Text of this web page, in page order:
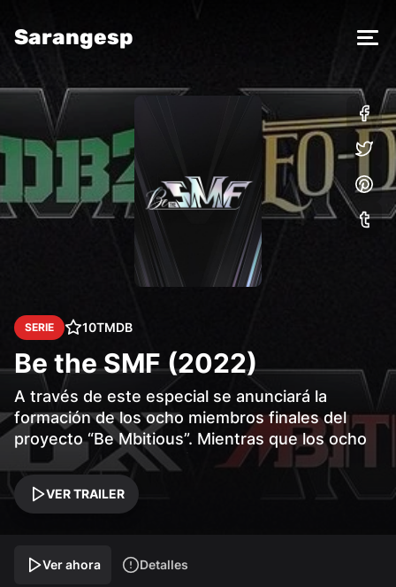
Sarangesp
SERIE 10TMDB
Be the SMF (2022)
A través de este especial se anunciará la
formación de los ocho miembros finales del
proyecto “Be Mbitious”. Mientras que los ocho
equipos que aparecerán en “Street Man
Fighter” serán revelados.
VER TRAILER
Ver ahora Detalles